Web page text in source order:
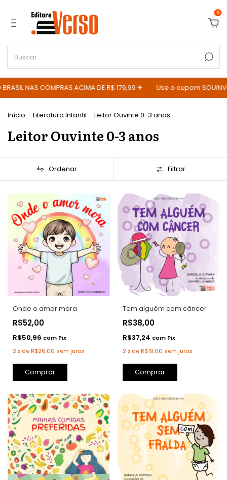
0
NAS COMPRAS ACIMA DE R$ 179,99 ✈ Use o cupom
Início . Literatura Infantil . Leitor Ouvinte 0-3 anos
Leitor Ouvinte 0-3 anos
Ordenar Filtrar
Onde o amor mora
R$52,00
R$50,96 com Pix
2x deR$26,00 sem juros
Comprar
Tem alguém com câncer
R$38,00
R$37,24 com Pix
2 x deR$19,00 sem juros
Comprar